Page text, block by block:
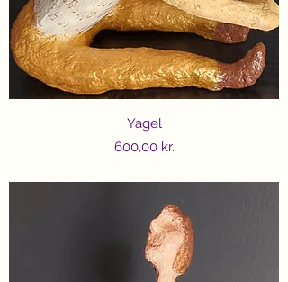
Yagel
Price
600,00 kr.